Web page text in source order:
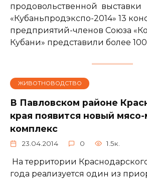
продовольственной выставки
«Кубаньпродэкспо-2014» 13
предприятий-членов Союза
Кубани» представили более 100
ЖИВОТНОВОДСТВО
В Павловском районе
края появится новый
комплекс
23.04.2014 0 1.5к.
На территории
года реализуется один из